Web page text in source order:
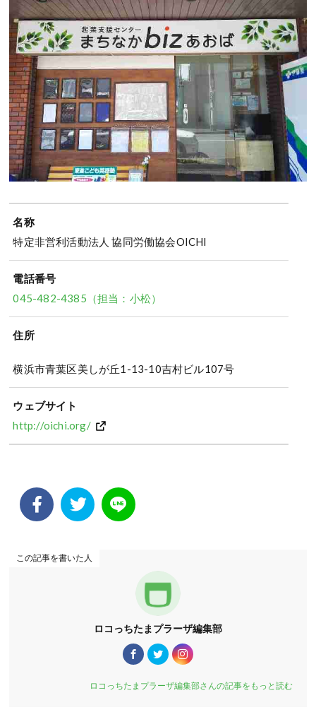
名称
特定非営利活動法人 協同労働協会OICHI
電話番号
045-482-4385（担当：小松）
住所
横浜市青葉区美しが丘1-13-10吉村ビル107号
ウェブサイト
http://oichi.org/
この記事を書いた人
ロコっちたまプラーザ編集部
ロコっちたまプラーザ編集部さんの記事をもっと読む